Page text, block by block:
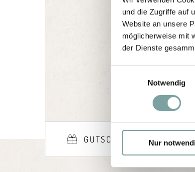
und die Zugriffe auf
Website an unsere
möglicherweise mit
der Dienste
l
i
g
Notwendig
Nur
Wir
GUTSCHEINE